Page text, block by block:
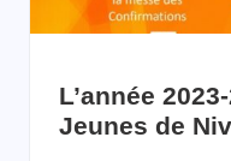
L’année
Jeunes de